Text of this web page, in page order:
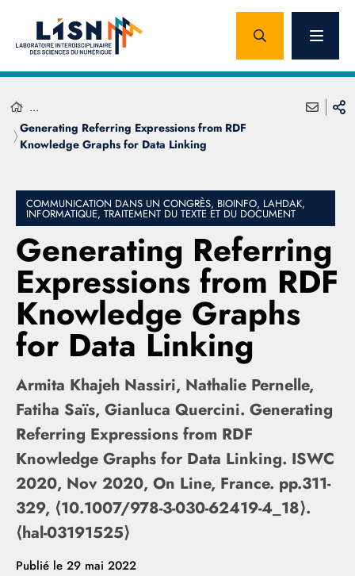
...
Generating Referring Expressions from RDF
Knowledge Graphs for Data Linking
COMMUNICATION DANS UN CONGRÈS, BIOINFO, LAHDAK,
INFORMATIQUE, TRAITEMENT DU TEXTE ET DU DOCUMENT
Generating Referring
Expressions from RDF
Knowledge Graphs
for Data Linking
Armita Khajeh Nassiri, Nathalie Pernelle,
Fatiha Saïs, Gianluca Quercini. Generating
Referring Expressions from RDF
Knowledge Graphs for Data Linking. ISWC
2020, Nov 2020, On Line, France. pp.311-
329, ⟨10.1007/978-3-030-62419-4_18⟩.
⟨hal-03191525⟩
Publié le 29 mai 2022